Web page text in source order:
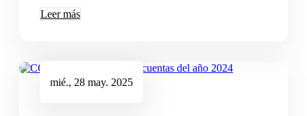
Leer más
mié., 28 may. 2025